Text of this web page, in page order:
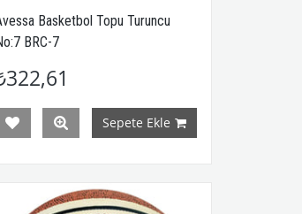
Basketbol Topu Turuncu
BRC-7
Sepete Ekle